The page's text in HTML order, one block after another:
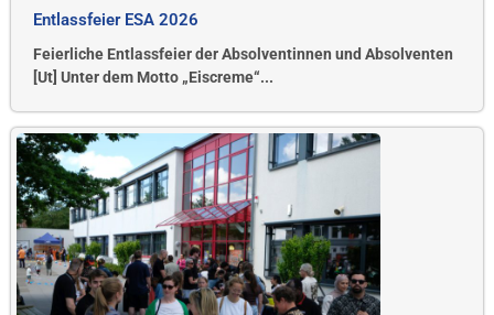
Entlassfeier ESA 2026
Feierliche Entlassfeier der Absolventinnen und Absolventen
[Ut] Unter dem Motto „Eiscreme“...